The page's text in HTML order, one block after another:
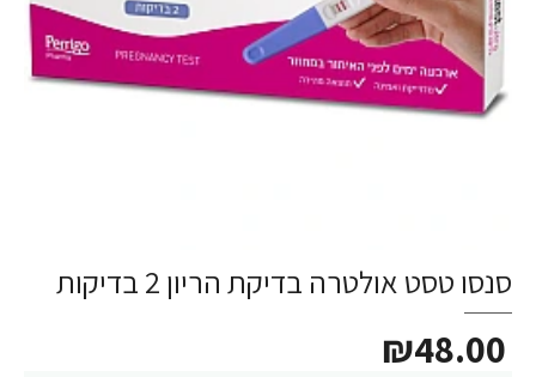
סנסו טסט אולטרה בדיקת הריון 2 בדיקות
₪48.00